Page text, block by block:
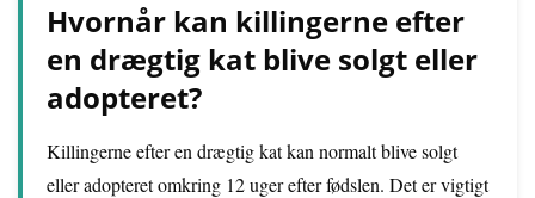
Hvornår kan killingerne efter
en drægtig kat blive solgt eller
adopteret?
Killingerne efter en drægtig kat kan normalt blive solgt
eller adopteret omkring 12 uger efter fødslen. Det er vigtigt